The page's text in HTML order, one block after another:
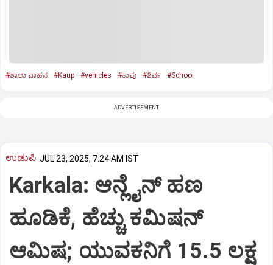
#ಶಾಲಾ ವಾಹನ #Kaup #vehicles #ಕಾಪು #ಶಿರ್ವ #School
ADVERTISEMENT
ಉಡುಪಿ JUL 23, 2025, 7:24 AM IST
Karkala: ಆನ್ಲೈನ್‌ ಹಣ
ಹೂಡಿಕೆ, ಹೆಚ್ಚು ಕಮಿಷನ್‌
ಆಮಿಷ; ಯುವಕನಿಗೆ 15.5 ಲಕ್ಷ